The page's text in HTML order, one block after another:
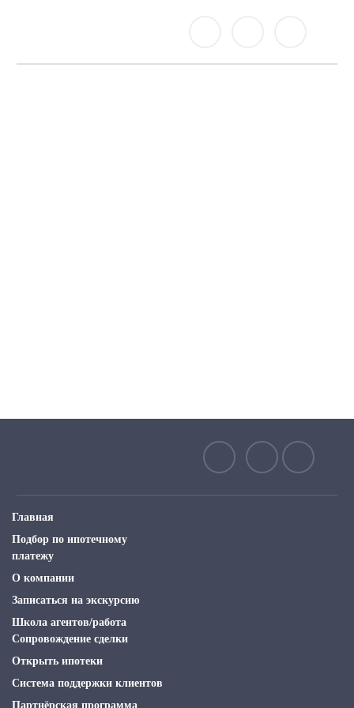
Главная
Подбор по ипотечному
платежу
О компании
Записаться на экскурсию
Школа агентов/работа
Сопровождение сделки
Открыть ипотеки
Система поддержки клиентов
Партнёрская программа